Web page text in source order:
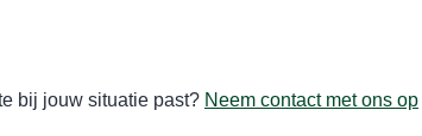
bij jouw situatie past? Neem contact met ons op